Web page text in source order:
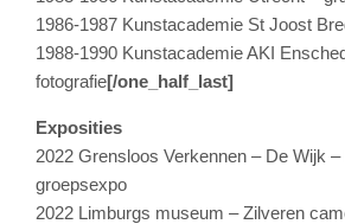
1986-1987 Kunstacademie St Joost
1988-1990 Kunstacademie AKI
fotografie[/one_half_last]
Exposities
2022 Grensloos Verkennen – De Wijk –
groepsexpo
2022 Limburgs museum – Zilveren